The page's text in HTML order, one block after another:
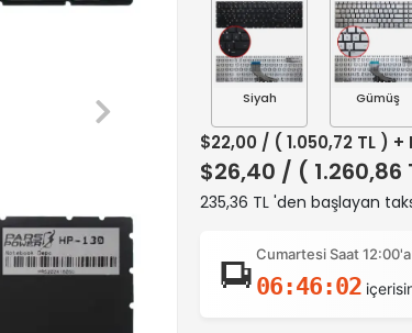
Siyah Gümüş
$22,00 / ( 1.050,72 TL ) +
$26,40 / ( 1.260,86
235,36 TL 'den başlayan
Cumartesi Saat
06:46:01